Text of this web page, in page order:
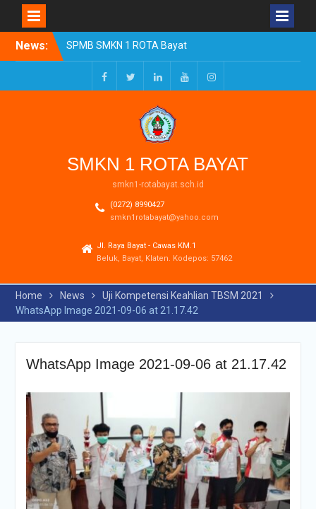
News:
SPMB SMKN 1 ROTA Bayat
Tahun Ajaran 2026/2027
Resmi Dibuka
Pengumuman Kelulusan
Tahun Ajaran 2025-2026
Realisasi Dana BOSP
Reguler Tahap 1 Tahun
FacebookTwitterLinkedInYoutubeInstagram
SMKN 1 ROTA BAYAT
smkn1-rotabayat.sch.id
(0272) 8990427
smkn1rotabayat@yahoo.com
Jl. Raya Bayat - Cawas KM.1
Beluk, Bayat, Klaten. Kodepos: 57462
Home News
Uji Kompetensi Keahlian TBSM 2021
WhatsApp Image 2021-09-06 at 21.17.42
WhatsApp Image 2021-09-06 at 21.17.42